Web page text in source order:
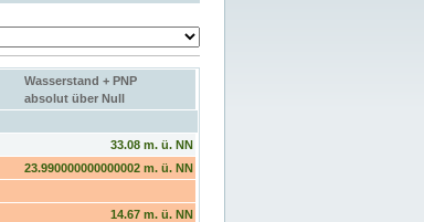
Wasserstand + PNP
absolut über Null
33.08 m. ü. NN
23.990000000000002 m. ü. NN
14.67 m. ü. NN